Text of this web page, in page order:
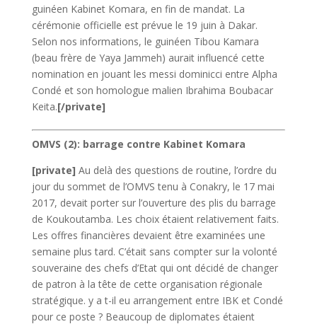
guinéen Kabinet Komara, en fin de mandat. La
cérémonie officielle est prévue le 19 juin à Dakar.
Selon nos informations, le guinéen Tibou Kamara
(beau frère de Yaya Jammeh) aurait influencé cette
nomination en jouant les messi dominicci entre Alpha
Condé et son homologue malien Ibrahima Boubacar
Keita.[/private]
OMVS (2): barrage contre Kabinet Komara
[private] Au delà des questions de routine, l’ordre du
jour du sommet de l’OMVS tenu à Conakry, le 17 mai
2017, devait porter sur l’ouverture des plis du barrage
de Koukoutamba. Les choix étaient relativement faits.
Les offres financières devaient être examinées une
semaine plus tard. C’était sans compter sur la volonté
souveraine des chefs d’Etat qui ont décidé de changer
de patron à la tête de cette organisation régionale
stratégique. y a t-il eu arrangement entre IBK et Condé
pour ce poste ? Beaucoup de diplomates étaient